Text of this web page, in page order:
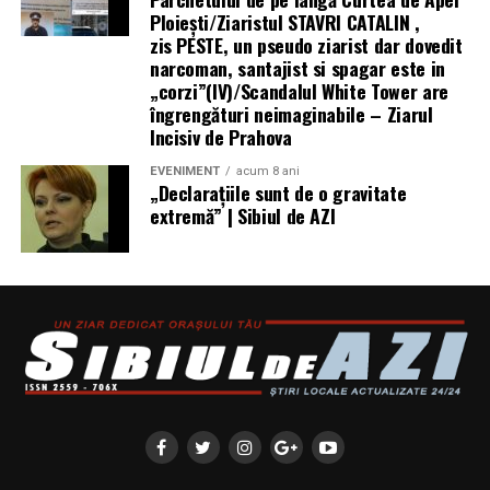
parteneri care contribuie la experienta editiei
aniversare: glo™, ING, Peroni Nastro Azzurro, Ursus,
Bacardi, Martini, Jagermeister, Jack Daniel’s, Mega
Image, Pepsi, Fashion Days, alpro, Transalpina, vitamin
aqua, Lay’s, e-on, Academia de Studii Economice din
syoss, InterContinental Athénée Palace, Secom.
Abonamentele sunt disponibile pe summerwell.ro la
pretul de 513 lei. De asemenea, pot fi achizitionate
bilete de o zi la pretul de 351 lei pentru vineri si
Ploieşti/Ziaristul STAVRI CATALIN ,
zis PESTE, un pseudo ziarist dar dovedit
narcoman, santajist si spagar este in
„corzi”(IV)/Scandalul White Tower are
îngrengături neimaginabile – Ziarul
Incisiv de Prahova
EVENIMENT acum 8 ani
„Declaraţiile sunt de o gravitate
extremă” | Sibiul de AZI